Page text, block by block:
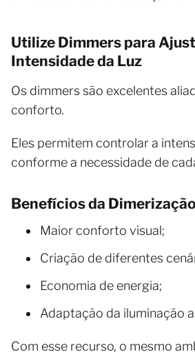
Utilize Dimmers para
Intensidade da Luz
Os dimmers são excelentes
conforto.
Eles permitem controlar a
conforme a necessidade de
Benefícios da Dimerização
Maior conforto visual;
Criação de diferentes
Economia de energia;
Adaptação da iluminação
Com esse recurso, o mesmo